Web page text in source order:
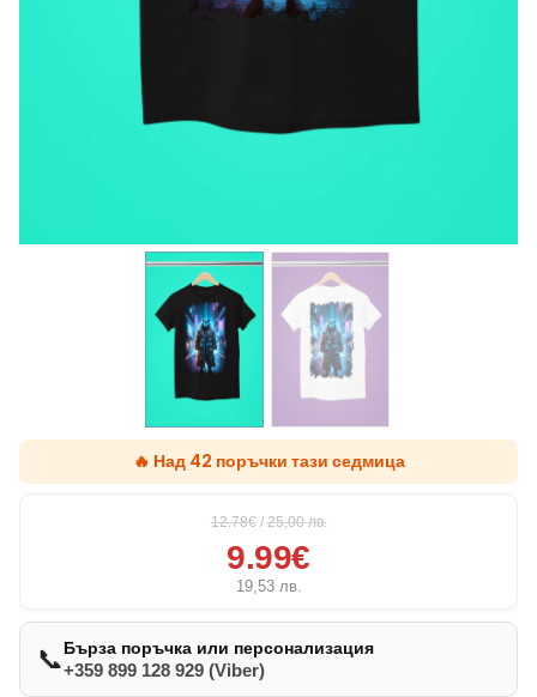
🔥 Над 42 поръчки тази седмица
12.78€ / 25,00лв.
9.99€
19,53 лв.
📞Бърза поръчка или персонализация
+359 899 128 929 (Viber)